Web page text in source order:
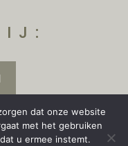
dat onze website
met het gebruiken
u ermee instemt.